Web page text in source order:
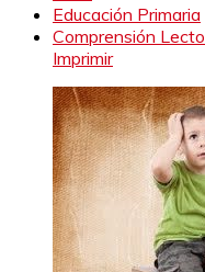
Educación Primaria
Comprensión
Imprimir